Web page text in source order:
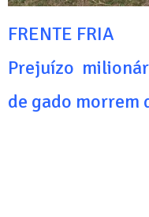
FRENTE FRIA
Prejuízo
de gado morrem